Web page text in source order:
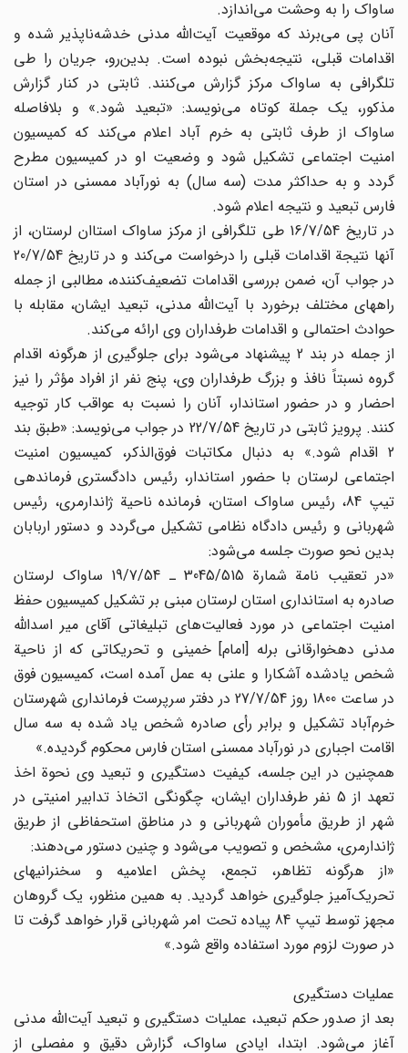
ساواک را به وحشت می‌اندازد.
آنان پی می‌برند که موقعیت آیت‌الله مدنی خدشه‌ناپذیر شده و
اقدامات قبلی، نتیجه‌بخش نبوده است. بدین‌رو، جریان را طی
تلگرافی به ساواک مرکز گزارش می‌کنند. ثابتی در کنار گزارش
مذکور، یک جملة کوتاه می‌نویسد: «تبعید شود.» و بلافاصله
ساواک از طرف ثابتی به خرم آباد اعلام می‌کند که کمیسیون
امنیت اجتماعی تشکیل شود و وضعیت او در کمیسیون مطرح
گردد و به حداکثر مدت (سه سال) به نورآباد ممسنی در استان
فارس تبعید و نتیجه اعلام شود.
در تاریخ 16/7/54 طی تلگرافی از مرکز ساواک استاان لرستان، از
آنها نتیجة اقدامات قبلی را درخواست می‌کند و در تاریخ 20/7/54
در جواب آن، ضمن بررسی اقدامات تضعیف‌کننده، مطالبی از جمله
راههای مختلف برخورد با آیت‌الله مدنی، تبعید ایشان، مقابله با
حوادث احتمالی و اقدامات طرفداران وی ارائه می‌کند.
از جمله در بند 2 پیشنهاد می‌شود برای جلوگیری از هرگونه اقدام
گروه نسبتاً نافذ و بزرگ طرفداران وی، پنج نفر از افراد مؤثر را نیز
احضار و در حضور استاندار، آنان را نسبت به عواقب کار توجیه
کنند. پرویز ثابتی در تاریخ 22/7/54 در جواب می‌نویسد: «طبق بند
2 اقدام شود.» به دنبال مکاتبات فوق‌الذکر، کمیسیون امنیت
اجتماعی لرستان با حضور استاندار، رئیس دادگستری فرماندهی
تیپ 84، رئیس ساواک استان، فرمانده ناحیة ژاندارمری، رئیس
شهربانی و رئیس دادگاه نظامی تشکیل می‌گردد و دستور اربابان
بدین نحو صورت جلسه می‌شود:
«در تعقیب نامة شمارة 3045/515 ـ 19/7/54 ساواک لرستان
صادره به استانداری استان لرستان مبنی بر تشکیل کمیسیون حفظ
امنیت اجتماعی در مورد فعالیت‌های تبلیغاتی آقای میر اسدالله
مدنی دهخوارقانی برله [امام] خمینی و تحریکاتی که از ناحیة
شخص یادشده آشکارا و علنی به عمل آمده است، کمیسیون فوق
در ساعت 1800 روز 27/7/54 در دفتر سرپرست فرمانداری شهرستان
خرم‌آباد تشکیل و برابر رأی صادره شخص یاد شده به سه سال
اقامت اجباری در نورآباد ممسنی استان فارس محکوم گردیده.»
همچنین در این جلسه، کیفیت دستگیری و تبعید وی نحوة اخذ
تعهد از 5 نفر طرفداران ایشان، چگونگی اتخاذ تدابیر امنیتی در
شهر از طریق مأموران شهربانی و در مناطق استحفاظی از طریق
ژاندارمری، مشخص و تصویب می‌شود و چنین دستور می‌دهند:
«از هرگونه تظاهر، تجمع، پخش اعلامیه و سخنرانیهای
تحریک‌آمیز جلوگیری خواهد گردید. به همین منظور، یک گروهان
مجهز توسط تیپ 84 پیاده تحت امر شهربانی قرار خواهد گرفت تا
در صورت لزوم مورد استفاده واقع شود.»
عملیات دستگیری
بعد از صدور حکم تبعید، عملیات دستگیری و تبعید آیت‌الله مدنی
آغاز می‌شود. ابتدا، ایادی ساواک، گزارش دقیق و مفصلی از